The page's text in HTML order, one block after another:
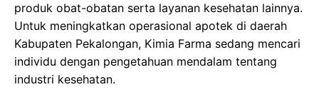
produk obat-obatan serta layanan kesehatan lainnya.
Untuk meningkatkan operasional apotek di daerah
Kabupaten Pekalongan, Kimia Farma sedang mencari
individu dengan pengetahuan mendalam tentang
industri kesehatan.